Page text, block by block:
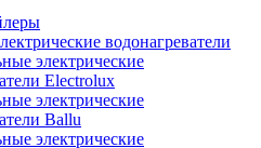
водонагреватели
электрические
Electrolux
электрические
Ballu
электрические